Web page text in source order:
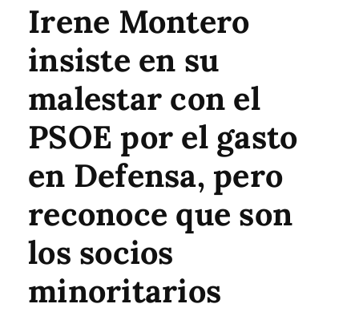
Irene Montero
insiste en su
malestar con el
PSOE por el gasto
en Defensa, pero
reconoce que son
los socios
minoritarios